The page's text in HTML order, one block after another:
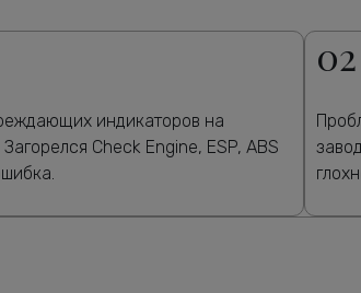
индикаторов на
Check Engine, ESP, ABS
02